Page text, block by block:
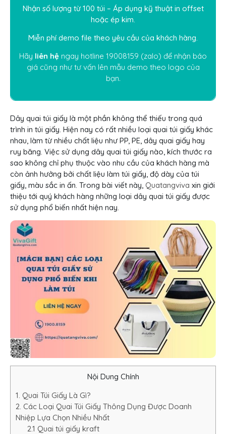
Nhận số lượng từ 100 túi – Áp dụng kỹ thuật in offset
hoặc ép kim.
Miễn phí demo file theo yêu cầu của khách hàng.
Hãy liên hệ ngay hotline 19008159 (zalo) để nhận báo
giá cũng như tư vấn lên mẫu demo theo logo của
bạn.
Dây quai túi giấy là một phần không thể thiếu trong quá
trình in túi giấy. Hiện nay có rất nhiều loại quai túi giấy khác
nhau, làm từ nhiều chất liệu như PP, PE, dây quai giấy hay
ruy băng. Việc sử dụng dây quai túi giấy nào, kích thước ra
sao không chỉ phụ thuộc vào nhu cầu của khách hàng mà
còn ảnh hưởng bởi chất liệu làm túi giấy, độ dày của túi
giấy, màu sắc in ấn. Trong bài viết này, Quatangviva xin giới
thiệu tới quý khách hàng những loại dây quai túi giấy được
sử dụng phổ biến nhất hiện nay.
Nội Dung Chính
1. Quai Túi Giấy Là Gì?
2. Các Loại Quai Túi Giấy Thông Dụng Được Doanh
Nhiệp Lựa Chọn Nhiều Nhất
2.1 Quai túi giấy kraft